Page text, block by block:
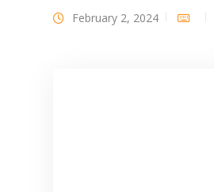
February 2, 2024